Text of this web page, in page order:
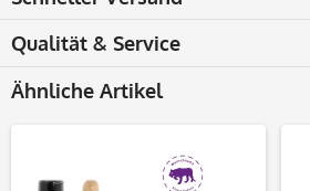
Qualität & Service
Ähnliche Artikel